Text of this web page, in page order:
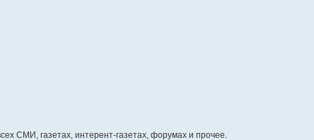
СМИ, газетах, интерент-газетах, форумах и прочее.